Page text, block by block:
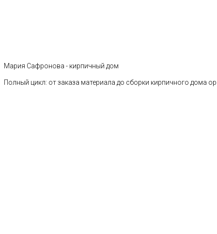
Мария Сафронова - кирпичный дом
Полный цикл: от заказа материала до сборки кирпичного дома